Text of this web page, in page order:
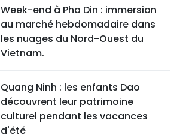
Week-end à Pha Din : immersion
au marché hebdomadaire dans
les nuages du Nord-Ouest du
Vietnam.
Quang Ninh : les enfants Dao
découvrent leur patrimoine
culturel pendant les vacances
d'été